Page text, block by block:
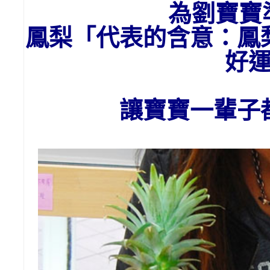
為劉寶寶
鳳梨「代表的含意： 鳳
好
讓寶寶一輩子